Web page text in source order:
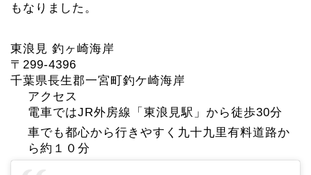
もなりました。
東浪見 釣ヶ崎海岸
〒299-4396
千葉県長生郡一宮町釣ケ崎海岸
アクセス
電車ではJR外房線「東浪見駅」から徒歩30分
車でも都心から行きやすく九十九里有料道路か
ら約１０分